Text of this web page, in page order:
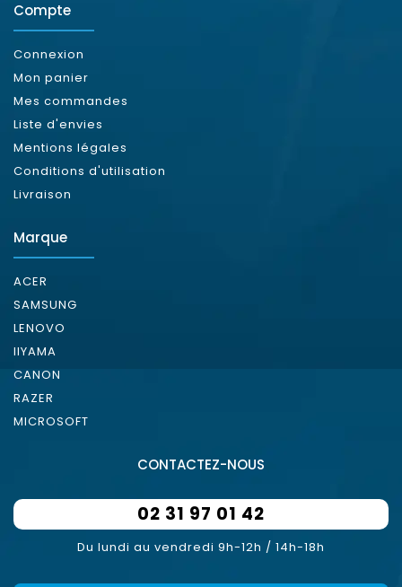
Compte
Connexion
Mon panier
Mes commandes
Liste d'envies
Mentions légales
Conditions d'utilisation
Livraison
Marque
ACER
SAMSUNG
LENOVO
IIYAMA
CANON
RAZER
MICROSOFT
CONTACTEZ-NOUS
02 31 97 01 42
Du lundi au vendredi 9h-12h / 14h-18h